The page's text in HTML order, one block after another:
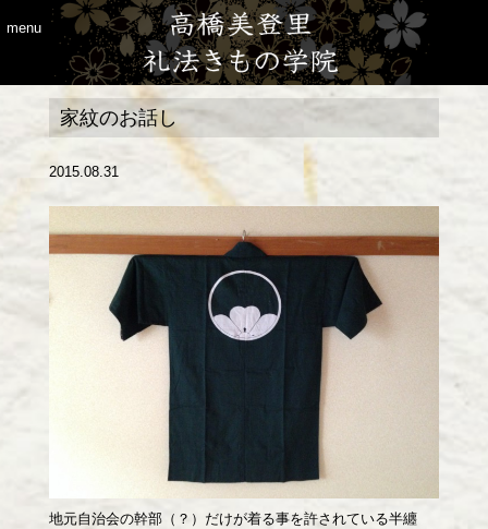
menu
家紋のお話し
2015.08.31
地元自治会の幹部（？）だけが着る事を許されている半纏